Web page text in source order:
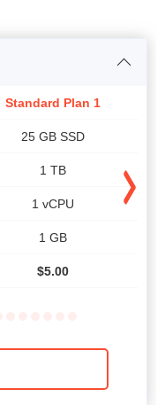
Standard Plan 1
25 GB SSD
1 TB
1 vCPU
1 GB
$5.00